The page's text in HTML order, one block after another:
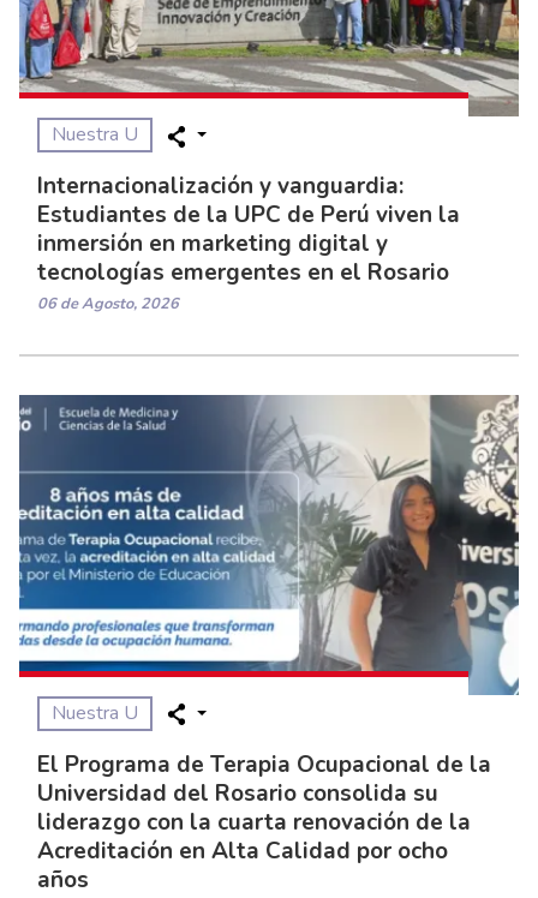
Nuestra U
Internacionalización y vanguardia:
Estudiantes de la UPC de Perú viven la
inmersión en marketing digital y
tecnologías emergentes en el Rosario
06 de Agosto, 2026
Nuestra U
El Programa de Terapia Ocupacional de la
Universidad del Rosario consolida su
liderazgo con la cuarta renovación de la
Acreditación en Alta Calidad por ocho
años